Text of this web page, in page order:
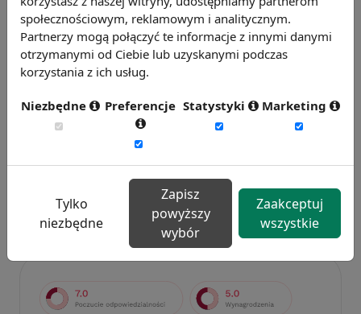
Badanie wskaźnikiHR 2026
Zmierz 59 wskaźników efektywności
personalnej, w tym absencję, fluktuację i
Weź udział w badaniu
społecznościowym, reklamowym i analitycznym.
Partnerzy mogą połączyć te informacje z innymi danymi
otrzymanymi od Ciebie lub uzyskanymi podczas
korzystania z ich usług.
Niezbędne Preferencje Statystyki Marketing
Tylko
niezbędne
Zapisz
powyższy
wybór
Zaakceptuj
wszystkie